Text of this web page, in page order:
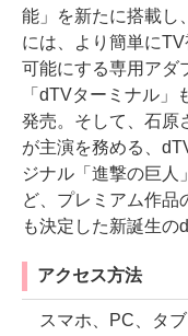
能」を新たに搭載し
には、より簡単にTV
可能にする専用アダ
「dTVターミナル」
発売。そして、石原
が主演を務める、
ジナル「進撃の巨人
ど、プレミアム作品
も決定した新誕生の
アクセス方法
スマホ、PC、タブ